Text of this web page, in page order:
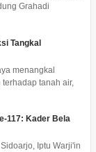
Grahadi
Tangkal
menangkal
tanah air,
117: Kader Bela
Iptu Warji'in